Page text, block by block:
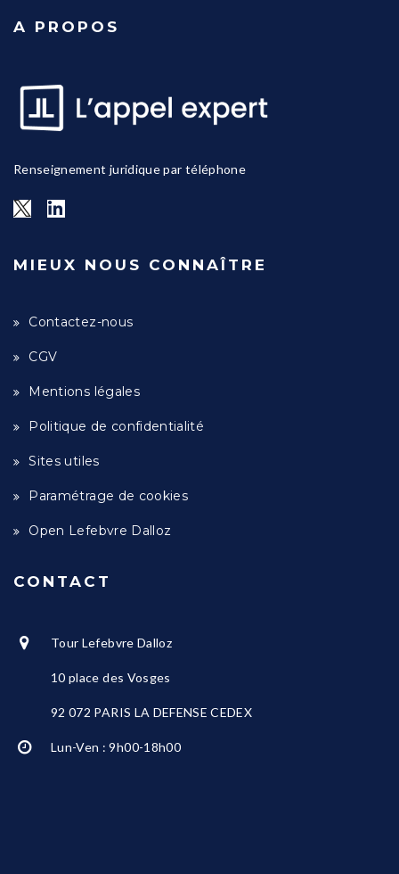
A PROPOS
Renseignement juridique par téléphone
MIEUX NOUS CONNAÎTRE
Contactez-nous
CGV
Mentions légales
Politique de confidentialité
Sites utiles
Paramétrage de cookies
Open Lefebvre Dalloz
CONTACT
Tour Lefebvre Dalloz
10 place des Vosges
92 072 PARIS LA DEFENSE CEDEX
Lun-Ven : 9h00-18h00